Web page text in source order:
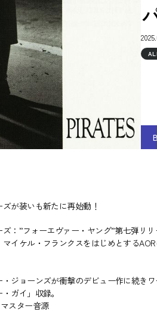
が装いも新たに再始動！
：”フォーエヴァー・ヤング”第七弾リ
イケル・フランクスをはじめとするAOR
ジョーンズが衝撃のデビュー作に続き
ガイ」収録。
マスター音源